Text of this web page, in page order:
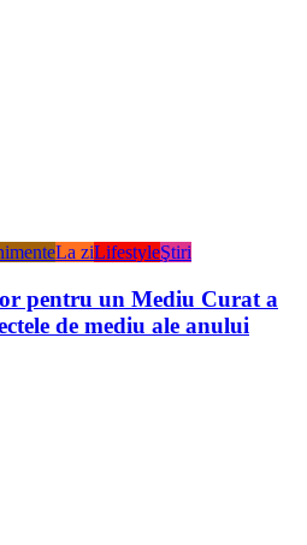
La ziLifestyleŞtiri
pentru un Mediu Curat a
de mediu ale anului